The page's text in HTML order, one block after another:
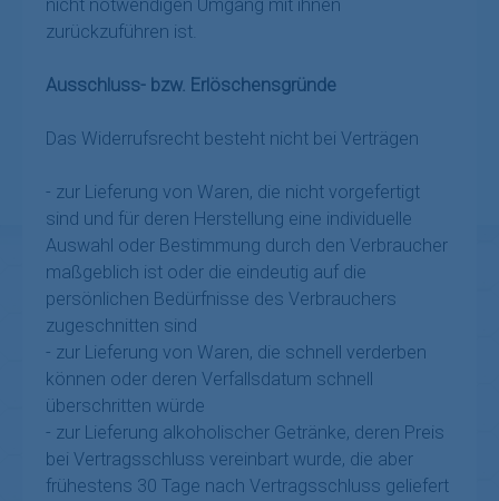
nicht notwendigen Umgang mit ihnen
zurückzuführen ist.
Ausschluss- bzw. Erlöschensgründe
Das Widerrufsrecht besteht nicht bei Verträgen
- zur Lieferung von Waren, die nicht vorgefertigt
sind und für deren Herstellung eine individuelle
Auswahl oder Bestimmung durch den Verbraucher
maßgeblich ist oder die eindeutig auf die
persönlichen Bedürfnisse des Verbrauchers
zugeschnitten sind
- zur Lieferung von Waren, die schnell verderben
können oder deren Verfallsdatum schnell
überschritten würde
- zur Lieferung alkoholischer Getränke, deren Preis
bei Vertragsschluss vereinbart wurde, die aber
frühestens 30 Tage nach Vertragsschluss geliefert